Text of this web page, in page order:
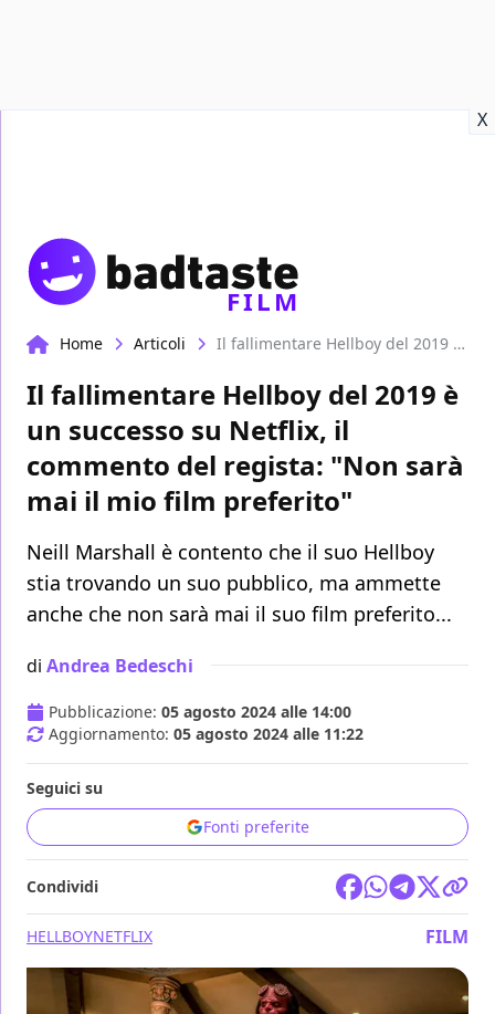
X
FILM
Home Articoli Il fallimentare Hellboy del 2019 è un successo su Netflix, il commento del regista: "Non sarà mai il mio film preferito"
Il fallimentare Hellboy del 2019 è
un successo su Netflix, il
commento del regista: "Non sarà
mai il mio film preferito"
Neill Marshall è contento che il suo Hellboy
stia trovando un suo pubblico, ma ammette
anche che non sarà mai il suo film preferito...
di Andrea Bedeschi
Pubblicazione: 05 agosto 2024 alle 14:00
Aggiornamento: 05 agosto 2024 alle 11:22
Seguici su
Fonti preferite
Condividi
HELLBOYNETFLIX FILM